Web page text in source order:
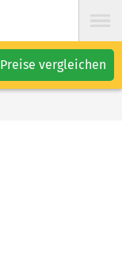
Preise vergleichen